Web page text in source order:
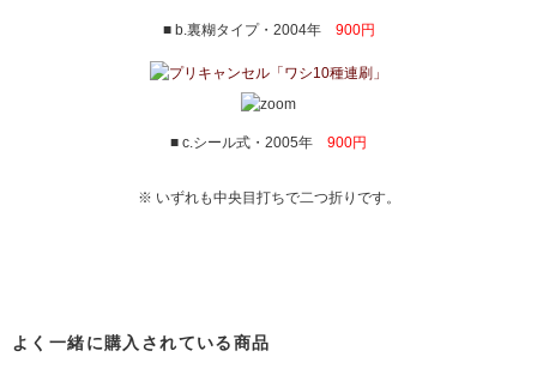
■ b.裏糊タイプ・2004年 900円
■ c.シール式・2005年 900円
※ いずれも中央目打ちで二つ折りです。
よく一緒に購入されている商品